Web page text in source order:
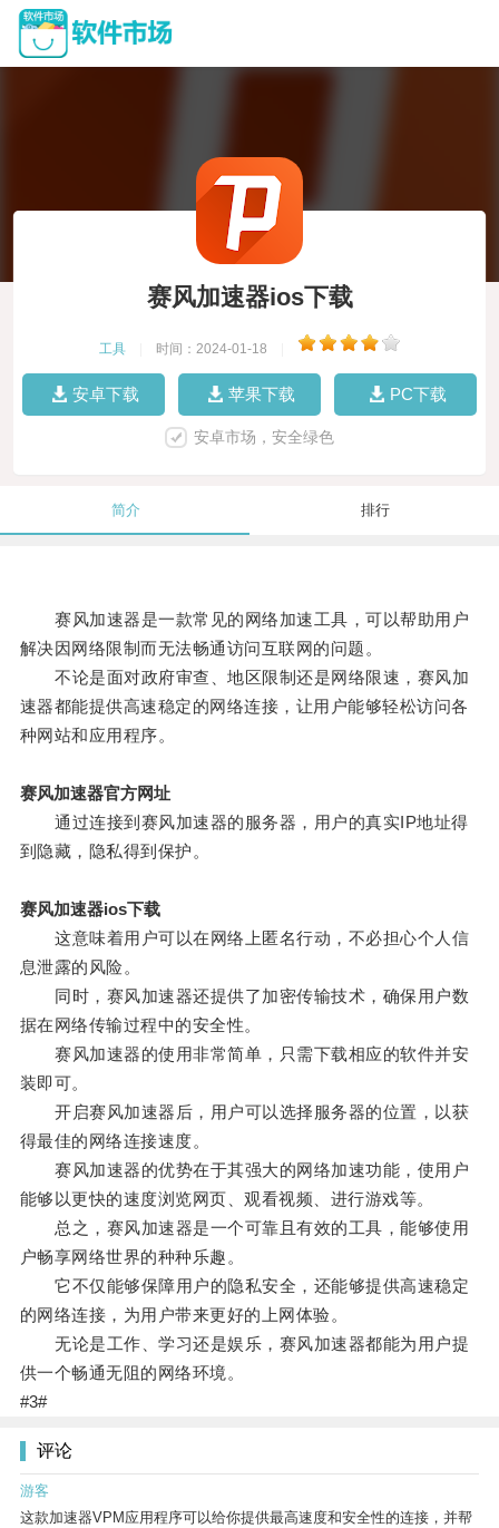
赛风加速器ios下载
工具 时间：2024-01-18
安卓下载 苹果下载 PC下载
安卓市场，安全绿色
简介 排行
赛风加速器是一款常见的网络加速工具，可以帮助用户
解决因网络限制而无法畅通访问互联网的问题。
不论是面对政府审查、地区限制还是网络限速，赛风加
速器都能提供高速稳定的网络连接，让用户能够轻松访问各
种网站和应用程序。
赛风加速器官方网址
通过连接到赛风加速器的服务器，用户的真实IP地址得
到隐藏，隐私得到保护。
赛风加速器ios下载
这意味着用户可以在网络上匿名行动，不必担心个人信
息泄露的风险。
同时，赛风加速器还提供了加密传输技术，确保用户数
据在网络传输过程中的安全性。
赛风加速器的使用非常简单，只需下载相应的软件并安
装即可。
开启赛风加速器后，用户可以选择服务器的位置，以获
得最佳的网络连接速度。
赛风加速器的优势在于其强大的网络加速功能，使用户
能够以更快的速度浏览网页、观看视频、进行游戏等。
总之，赛风加速器是一个可靠且有效的工具，能够使用
户畅享网络世界的种种乐趣。
它不仅能够保障用户的隐私安全，还能够提供高速稳定
的网络连接，为用户带来更好的上网体验。
无论是工作、学习还是娱乐，赛风加速器都能为用户提
供一个畅通无阻的网络环境。
#3#
评论
游客
这款加速器VPM应用程序可以给你提供最高速度和安全性的连接，并帮